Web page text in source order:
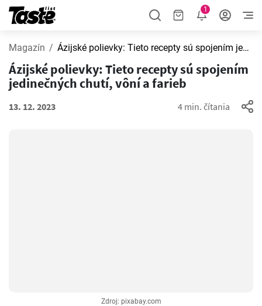
1
Magazín Ázijské polievky: Tieto recepty sú spojením jedinečných chutí, vôní a farieb
Ázijské polievky: Tieto recepty sú spojením
jedinečných chutí, vôní a farieb
13. 12. 2023 4 min. čítania
Zdroj: pixabay.com